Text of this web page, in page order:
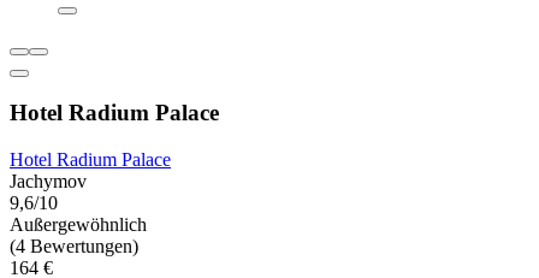
Hotel Radium Palace
Hotel Radium Palace
Jachymov
9,6/10
Außergewöhnlich
(4 Bewertungen)
164 €